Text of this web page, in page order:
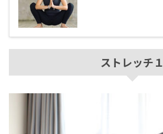
ストレッチ１